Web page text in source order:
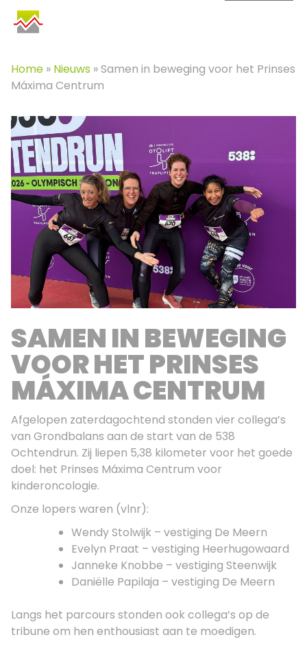
TO
CONTENT
Home » Nieuws » Samen in beweging voor het Prinses
Máxima Centrum
SAMEN IN BEWEGING
VOOR HET PRINSES
MÁXIMA CENTRUM
Afgelopen zaterdagochtend stonden vier collega’s
van Grondbalans aan de start van de 538
Ochtendrun. Zij liepen 5,38 kilometer voor het goede
doel: het Prinses Máxima Centrum voor
kinderoncologie.
Onze lopers waren (vlnr):
Wendy Stolwijk – vestiging De Meern
Evelyn Praat – vestiging Heerhugowaard
Janneke Knobbe – vestiging Steenwijk
Daniëlle Papilaja – vestiging De Meern
Langs het parcours stonden ook collega’s op de
tribune om hen enthousiast aan te moedigen.